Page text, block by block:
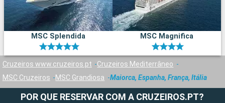
MSC Splendida MSC Magnifica
Cruzeiros www.cruzeiros.pt
Cruzeiros Mediterrâneo
MSC Cruzeiros
MSC Grandiosa Maiorca, Espanha, França, Itália
POR QUE RESERVAR COM A CRUZEIROS.PT?